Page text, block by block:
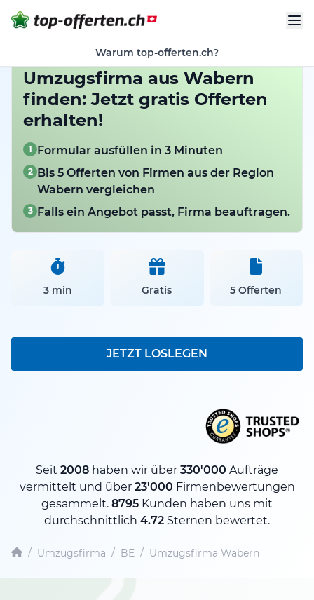
Warum top-offerten.ch?
Umzugsfirma aus Wabern
finden: Jetzt gratis Offerten
erhalten!
1 Formular ausfüllen in 3 Minuten
2 Bis 5 Offerten von Firmen aus der Region
Wabern vergleichen
3 Falls ein Angebot passt, Firma beauftragen.
3 min Gratis 5 Offerten
JETZT LOSLEGEN
Seit 2008 haben wir über 330'000 Aufträge
vermittelt und über 23'000 Firmenbewertungen
gesammelt. 8795 Kunden haben uns mit
durchschnittlich 4.72 Sternen bewertet.
/ Umzugsfirma / BE / Umzugsfirma Wabern